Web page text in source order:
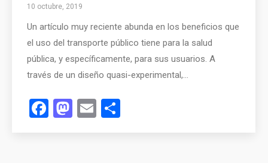
10 octubre, 2019
Un artículo muy reciente abunda en los beneficios que
el uso del transporte público tiene para la salud
pública, y específicamente, para sus usuarios. A
través de un diseño quasi-experimental,…
Facebook
Mastodon
Email